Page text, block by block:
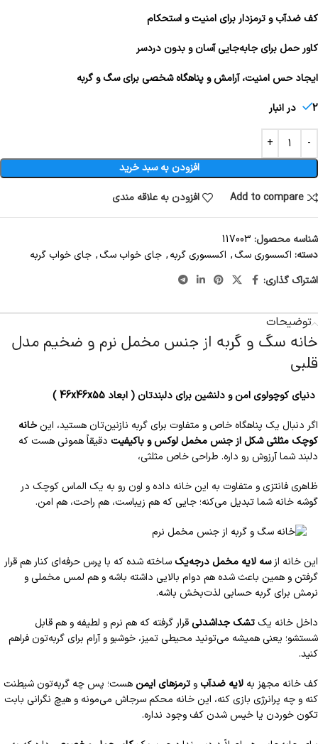
کف ضدآب و ترمزدار برای امنیت و استحکام
کاور حمل برای جابه‌جایی آسان و بدون دردسر
ایجاد حس امنیت، آرامش و پناهگاه شخصی برای سگ و گربه
2 در انبار
افزودن به سبد خرید
Add to compare
افزودن به علاقه مندی
شناسه محصول: 117003
دسته: اکسسوری سگ, اکسسوری گربه, جای خواب سگ, جای خواب گربه
اشتراک گذاری:
توضیحات
خانه سگ و گربه از جنس مخمل نرم و ضخیم مدل
قلبی
دنیای کوچولوی امن و دلنشین برای دلبندتان ( ابعاد 46x46x55 )
اگر دنبال یک پناهگاه خاص و متفاوت برای گربه نازنین‌تان هستید، این خانه
کوچک مثلثی شکل از جنس مخمل لوکس و باکیفیت دقیقاً همونی هست که
دلبند شما آرزوش رو داره. طراحی خاص مثلثی،
ظاهری فانتزی و متفاوت به این خانه داده و اون رو به یک الماس کوچک در
گوشه خانه شما تبدیل می‌کنه؛ جایی که هم زیباست، هم راحت، هم امن.
این خانه ازسه لایه مخمل درجه‌یک ساخته شده که با پرس حرفه‌ای کنار هم قرار
گرفتن و همین باعث شده هم دوام بالایی داشته باشه و هم لمس مخملی و
نرمش برای گربه حسابی لذت‌بخش باشه.
داخل خانه یک تشک جداشدنیقرار گرفته که هم نرم و لطیفه و هم قابل
شستشو؛ یعنی همیشه می‌تونید محیطی تمیز، خوشبو و آرام برای گربه‌تون فراهم
کنید.
کف خانه مجهز به لایه ضدآب وترمزهای ایمن هست؛ پس چه گربه‌تون شیطنت
کنه و چه پرانرژی بازی کنه، این خانه محکم سرجاش می‌مونه و هیچ نگرانی بابت
تکون خوردن یا خیس شدن کف وجود نداره.